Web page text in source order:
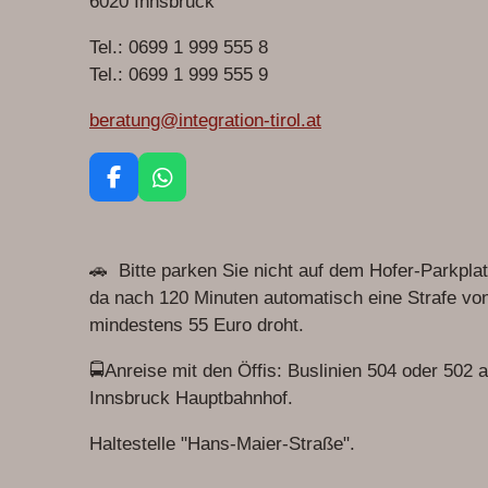
Tel.: 0699 1 999 555 8
Tel.: 0699 1 999 555 9
beratung@integration-tirol.at
F
a
b
o
o
k
W
h
s
A
p
p
🚗 Bitte parken Sie nicht auf dem Hofer-
da nach 120 Minuten automatisch eine Strafe
mindestens 55 Euro droht.
🚍Anreise mit den Öffis: Buslinien 504 oder 502
Innsbruck Hauptbahnhof.
Haltestelle "Hans-Maier-Straße".